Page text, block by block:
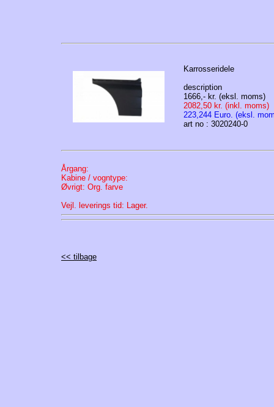
Karrosseridele
description
1666,- kr. (eksl. moms)
2082,50 kr. (inkl. moms)
223,244 Euro. (eksl.
art no : 3020240-0
Årgang:
Kabine / vogntype:
Øvrigt: Org. farve
Vejl. leverings tid: Lager.
<< tilbage